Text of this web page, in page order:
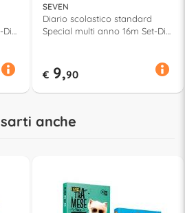
SEVEN
Diario scolastico standard
Special multi anno 16m Set-Dic
€ 9,90
anche